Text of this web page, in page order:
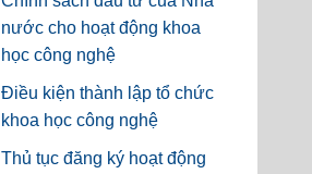
nước cho hoạt động khoa
học công nghệ
Điều kiện thành lập tổ chức
khoa học công nghệ
Thủ tục đăng ký hoạt động